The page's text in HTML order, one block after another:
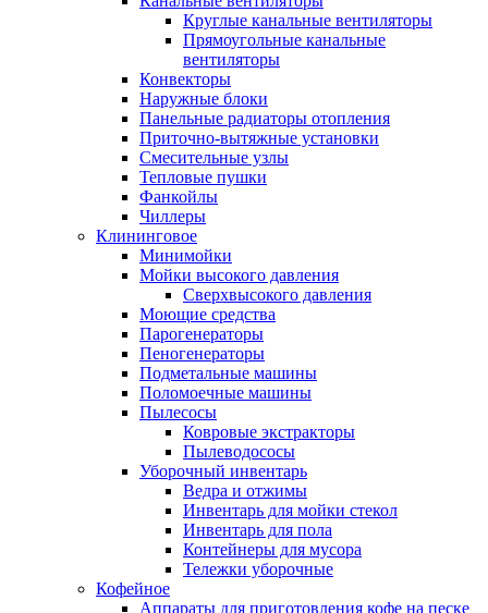
Круглые канальные вентиляторы
Прямоугольные канальные
вентиляторы
Конвекторы
Наружные блоки
Панельные радиаторы отопления
Приточно-вытяжные установки
Смесительные узлы
Тепловые пушки
Фанкойлы
Чиллеры
Клининговое
Минимойки
Мойки высокого давления
Сверхвысокого давления
Моющие средства
Парогенераторы
Пеногенераторы
Подметальные машины
Поломоечные машины
Пылесосы
Ковровые экстракторы
Пылеводососы
Уборочный инвентарь
Ведра и отжимы
Инвентарь для мойки стекол
Инвентарь для пола
Контейнеры для мусора
Тележки уборочные
Кофейное
Аппараты для приготовления кофе на песке